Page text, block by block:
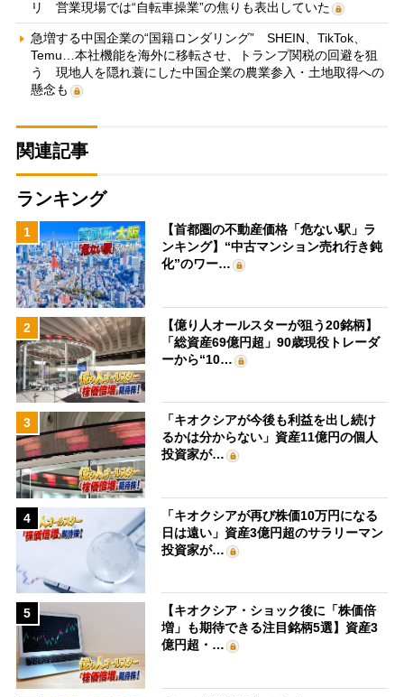
リ 営業現場では“自転車操業”の焦りも表出していた
急増する中国企業の“国籍ロンダリング” SHEIN、TikTok、
Temu…本社機能を海外に移転させ、トランプ関税の回避を狙
う 現地人を隠れ蓑にした中国企業の農業参入・土地取得への
懸念も
関連記事
ランキング
1
【首都圏の不動産価格「危ない駅」ラ
ンキング】“中古マンション売れ行き鈍
化”のワー…
2
【億り人オールスターが狙う20銘柄】
「総資産69億円超」90歳現役トレーダ
ーから“10…
3
「キオクシアが今後も利益を出し続け
るかは分からない」資産11億円の個人
投資家が…
4
「キオクシアが再び株価10万円になる
日は遠い」資産3億円超のサラリーマン
投資家が…
5
【キオクシア・ショック後に「株価倍
増」も期待できる注目銘柄5選】資産3
億円超・…